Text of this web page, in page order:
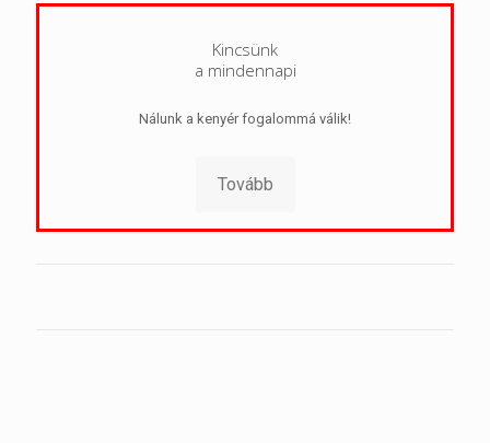
Kincsünk
a mindennapi
Nálunk a kenyér fogalommá válik!
Tovább